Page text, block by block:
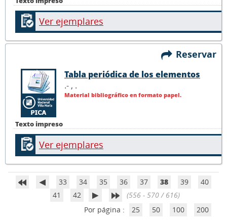
Ver ejemplares
Reservar
Texto impreso
Tabla periódica de los elementos
.- , .
Material bibliográfico en formato papel.
Ver ejemplares
33 34 35 36 37 38 39
40
41
42
(556 - 570 / 616)
Por página :
25 50 100 200